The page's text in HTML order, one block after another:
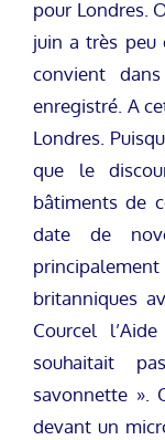
pour Londres.
juin a très peu
convient
enregistré. A
Londres.
que le
bâtiments de
date de
principalement
britanniques
Courcel
souhaitait
savonnette ».
devant un